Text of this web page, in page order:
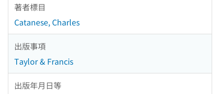
著者標目
Catanese, Charles
出版事項
Taylor & Francis
出版年月日等